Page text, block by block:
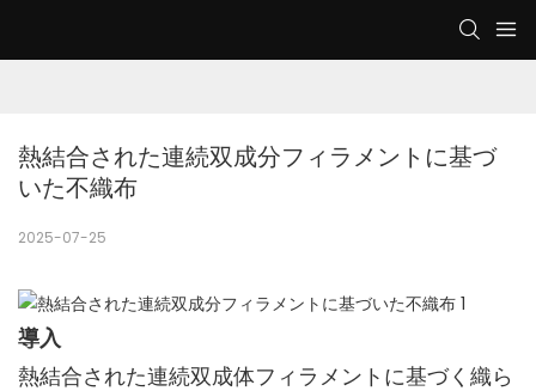
熱結合された連続双成分フィラメントに基づ
いた不織布
2025-07-25
導入
熱結合された連続双成体フィラメントに基づく織ら